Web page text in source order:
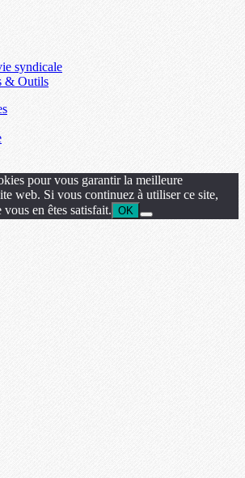
syndicale
& Outils
pour vous garantir la meilleure
web. Si vous continuez à utiliser ce site,
en êtes satisfait. OK